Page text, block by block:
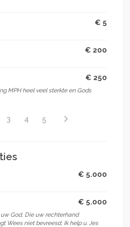
€ 5
€ 200
€ 250
MPH heel veel sterkte en Gods
3 4 5
€ 5.000
€ 5.000
uw God, Die uw rechterhand
Wees niet bevreesd, Ik help u. Jes